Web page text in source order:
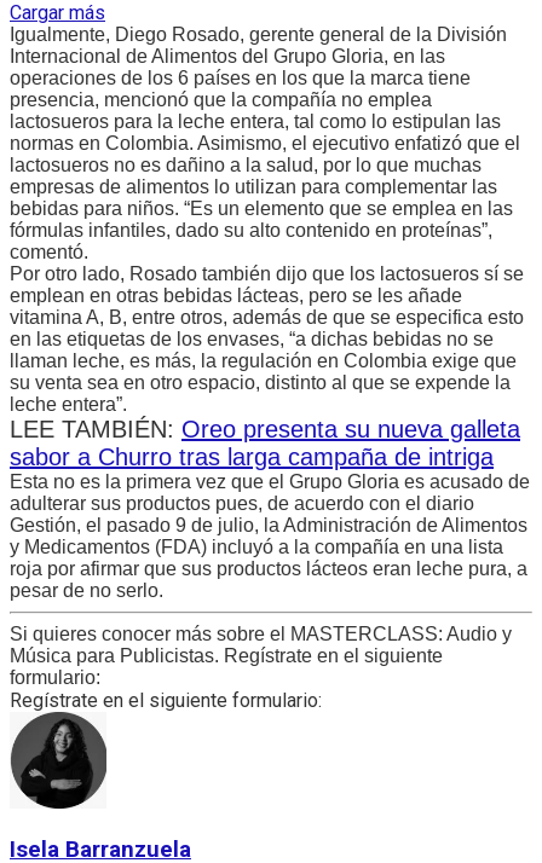
Cargar más
Igualmente, Diego Rosado, gerente general de la División
Internacional de Alimentos del Grupo Gloria, en las
operaciones de los 6 países en los que la marca tiene
presencia, mencionó que la compañía no emplea
lactosueros para la leche entera, tal como lo estipulan las
normas en Colombia. Asimismo, el ejecutivo enfatizó que el
lactosueros no es dañino a la salud, por lo que muchas
empresas de alimentos lo utilizan para complementar las
bebidas para niños. “Es un elemento que se emplea en las
fórmulas infantiles, dado su alto contenido en proteínas”,
comentó.
Por otro lado, Rosado también dijo que los lactosueros sí se
emplean en otras bebidas lácteas, pero se les añade
vitamina A, B, entre otros, además de que se especifica esto
en las etiquetas de los envases, “a dichas bebidas no se
llaman leche, es más, la regulación en Colombia exige que
su venta sea en otro espacio, distinto al que se expende la
leche entera”.
LEE TAMBIÉN: Oreo presenta su nueva galleta
sabor a Churro tras larga campaña de intriga
Esta no es la primera vez que el Grupo Gloria es acusado de
adulterar sus productos pues, de acuerdo con el diario
Gestión, el pasado 9 de julio, la Administración de Alimentos
y Medicamentos (FDA) incluyó a la compañía en una lista
roja por afirmar que sus productos lácteos eran leche pura, a
pesar de no serlo.
Si quieres conocer más sobre el MASTERCLASS: Audio y
Música para Publicistas. Regístrate en el siguiente
formulario:
Regístrate en el siguiente formulario:
Isela Barranzuela